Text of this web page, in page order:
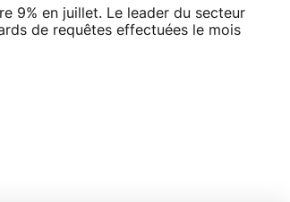
9% en juillet. Le leader du secteur
de requêtes effectuées le mois